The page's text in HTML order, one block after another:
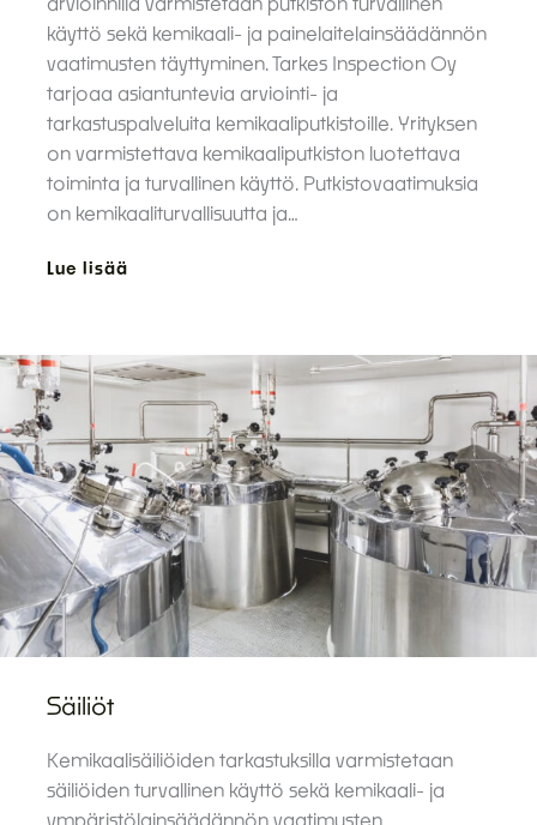
käyttö sekä kemikaali- ja painelaitelainsäädännön
vaatimusten täyttyminen. Tarkes Inspection Oy
tarjoaa asiantuntevia arviointi- ja
tarkastuspalveluita kemikaaliputkistoille. Yrityksen
on varmistettava kemikaaliputkiston luotettava
toiminta ja turvallinen käyttö. Putkistovaatimuksia
on kemikaaliturvallisuutta ja…
Lue lisää
Säiliöt
Kemikaalisäiliöiden tarkastuksilla varmistetaan
säiliöiden turvallinen käyttö sekä kemikaali- ja
ympäristölainsäädännön vaatimusten